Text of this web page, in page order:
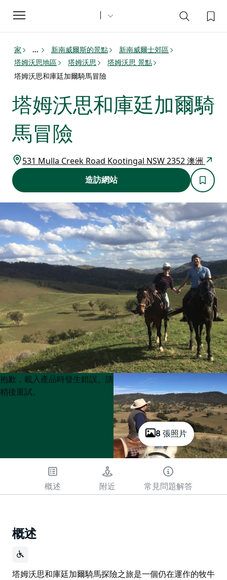
Toggle
navigation
家 ... 新南威爾斯的景點
新南威爾士郊區
塔姆沃思地區
塔姆沃思
塔姆沃思 景點
塔姆沃思和庫廷加爾騎馬冒險
塔姆沃思和庫廷加爾騎
馬冒險
531 Mulla Creek Road Kootingal NSW 2352 澳洲
造訪網站
8 張照片
Product
List
Product
List
抱歉，載入產品時發生錯誤。請
稍後重試。
概述 附近 常見問題解答
概述
塔姆沃思和庫廷加爾騎馬探險之旅是一個仍在運作的牧牛